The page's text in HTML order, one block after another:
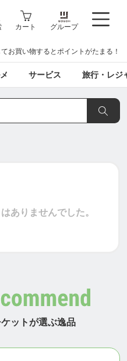
カート グループ
てお買い物するとポイントがたまる！
サービス 旅行・レジ
ありませんでした。
ットが選ぶ逸品